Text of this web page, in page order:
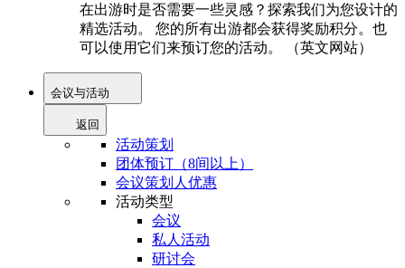
在出游时是否需要一些灵感？探索我们为您设计的
精选活动。 您的所有出游都会获得奖励积分。也
可以使用它们来预订您的活动。 （英文网站）
会议与活动
返回
活动策划
团体预订（8间以上）
会议策划人优惠
活动类型
会议
私人活动
研讨会